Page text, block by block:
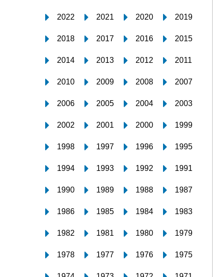
2022 2021 2020 2019
2018 2017 2016 2015
2014 2013 2012 2011
2010 2009 2008 2007
2006 2005 2004 2003
2002 2001 2000 1999
1998 1997 1996 1995
1994 1993 1992 1991
1990 1989 1988 1987
1986 1985 1984 1983
1982 1981 1980 1979
1978 1977 1976 1975